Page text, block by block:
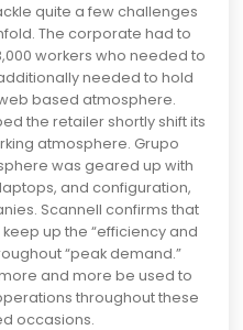
quite a few challenges
The corporate had to
workers who needed to
needed to hold
based atmosphere.
the retailer shortly shift its
atmosphere. Grupo
was geared up with
laptops, and configuration,
Scannell confirms that
up the “efficiency and
“peak demand.”
and more be used to
throughout these
occasions.